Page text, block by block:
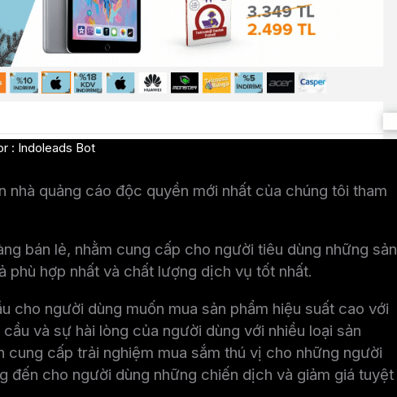
: Indoleads Bot
nhà quảng cáo độc quyền mới nhất của chúng tôi tham
bán lẻ, nhằm cung cấp cho người tiêu dùng những sản
phù hợp nhất và chất lượng dịch vụ tốt nhất.
cho người dùng muốn mua sản phẩm hiệu suất cao với
và sự hài lòng của người dùng với nhiều loại sản
cung cấp trải nghiệm mua sắm thú vị cho những người
đến cho người dùng những chiến dịch và giảm giá tuyệt